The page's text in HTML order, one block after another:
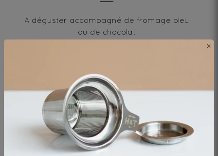
A déguster accompagné de fromage bleu
ou de chocolat
Thé noir* - Origine Chine
* produit issu de l'agriculture biologique
×